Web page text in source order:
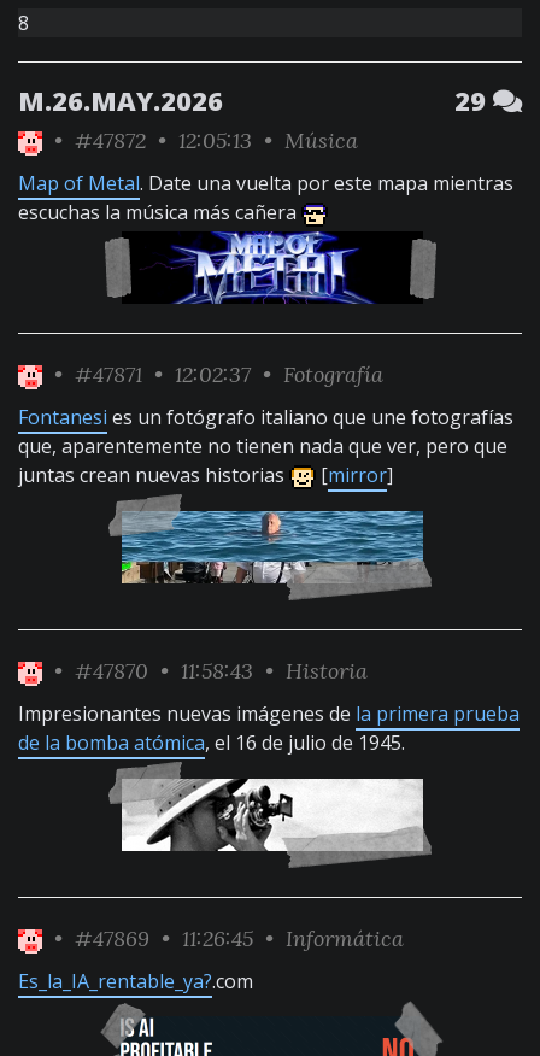
8
M.26.MAY.2026 29
• #47872 • 12:05:13 • Música
Map of Metal. Date una vuelta por este mapa mientras
escuchas la música más cañera
• #47871 • 12:02:37 • Fotografía
Fontanesi es un fotógrafo italiano que une fotografías
que, aparentemente no tienen nada que ver, pero que
juntas crean nuevas historias
[mirror]
• #47870 • 11:58:43 • Historia
Impresionantes nuevas imágenes de la primera prueba
de la bomba atómica, el 16 de julio de 1945.
• #47869 • 11:26:45 • Informática
Es_la_IA_rentable_ya?.com